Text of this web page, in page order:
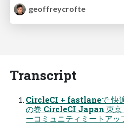
geoffreycrofte
Transcript
CircleCI + fastlaneで 快
の巻 CircleCI Japan 東
ーコミュニティミートアッ